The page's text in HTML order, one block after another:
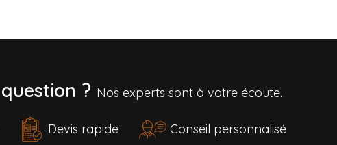
? Nos experts sont à votre écoute.
Devis rapide Conseil personnalisé